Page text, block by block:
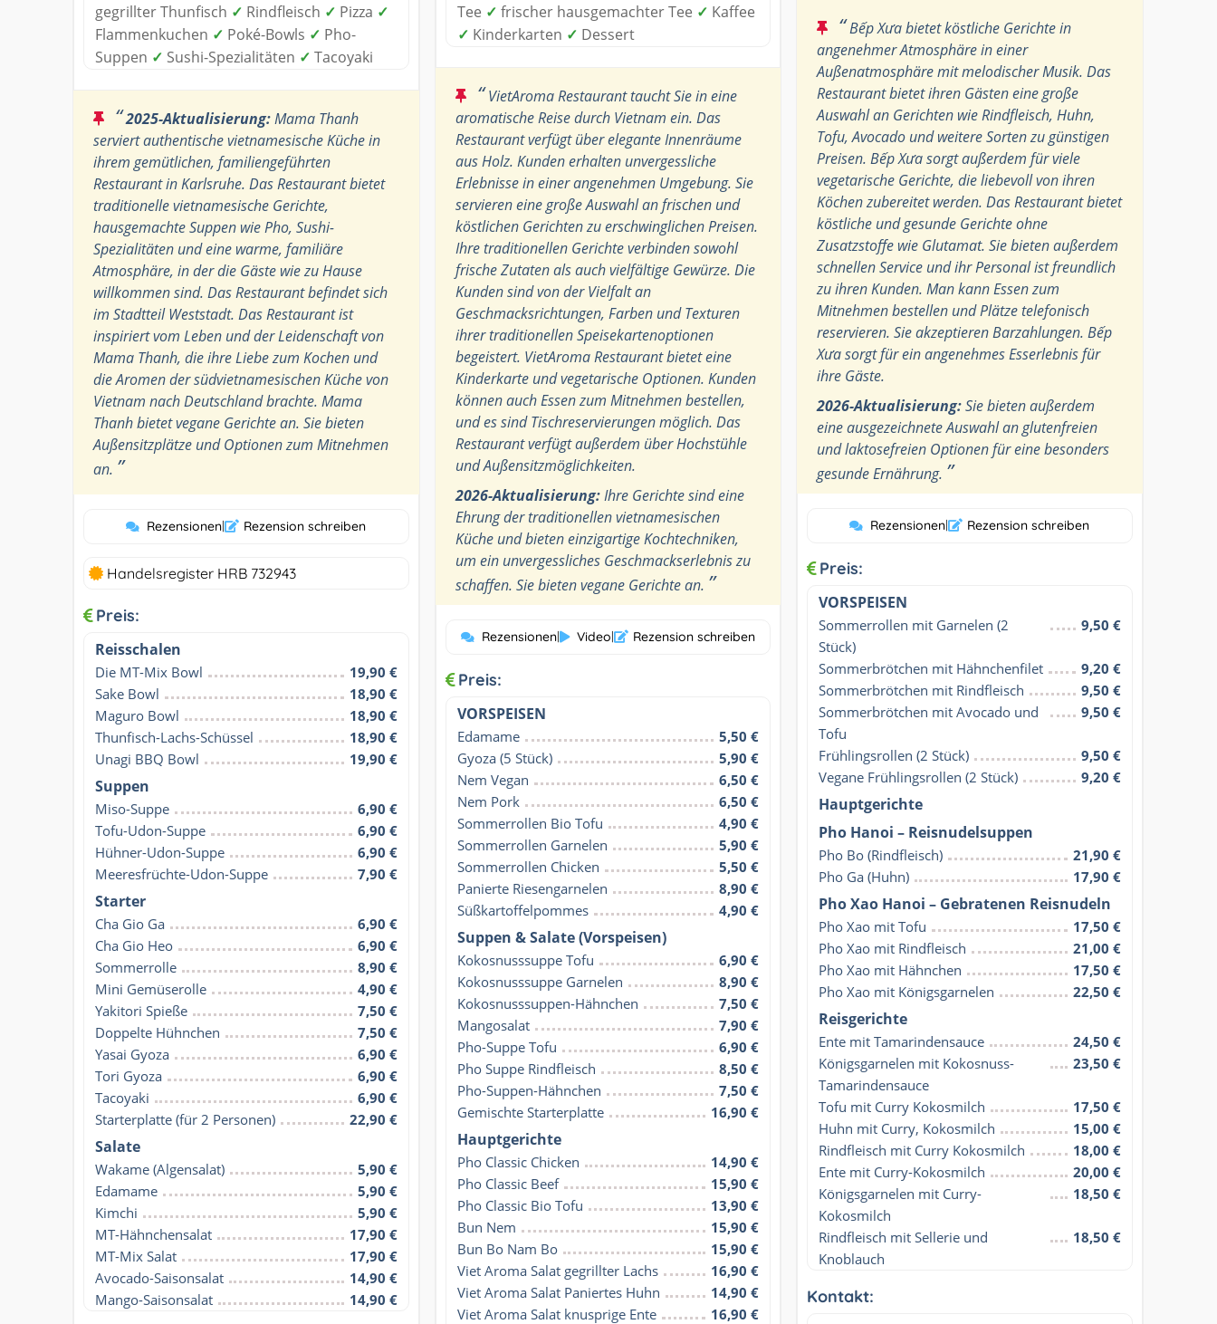
gegrillter Thunfisch ✓ Rindfleisch ✓ Pizza ✓
Flammenkuchen ✓ Poké-Bowls ✓ Pho-
Suppen ✓ Sushi-Spezialitäten ✓ Tacoyaki
“2025-Aktualisierung:Mama Thanh
serviert authentische vietnamesische Küche in
ihrem gemütlichen, familiengeführten
Restaurant in Karlsruhe. Das Restaurant bietet
traditionelle vietnamesische Gerichte,
hausgemachte Suppen wie Pho, Sushi-
Spezialitäten und eine warme, familiäre
Atmosphäre, in der die Gäste wie zu Hause
willkommen sind. Das Restaurant befindet sich
im Stadtteil Weststadt. Das Restaurant ist
inspiriert vom Leben und der Leidenschaft von
Mama Thanh, die ihre Liebe zum Kochen und
die Aromen der südvietnamesischen Küche von
Vietnam nach Deutschland brachte. Mama
Thanh bietet vegane Gerichte an. Sie bieten
Außensitzplätze und Optionen zum Mitnehmen
an. ”
Rezensionen| Rezension schreiben
Handelsregister HRB 732943
Preis:
Reisschalen
Die MT-Mix Bowl
19,90 €
Sake Bowl
18,90 €
Maguro Bowl
18,90 €
Thunfisch-Lachs-Schüssel
18,90 €
Unagi BBQ Bowl
19,90 €
Suppen
Miso-Suppe
6,90 €
Tofu-Udon-Suppe
6,90 €
Hühner-Udon-Suppe
6,90 €
Meeresfrüchte-Udon-Suppe
7,90 €
Starter
Cha Gio Ga
6,90 €
Cha Gio Heo
6,90 €
Sommerrolle
8,90 €
Mini Gemüserolle
4,90 €
Yakitori Spieße
7,50 €
Doppelte Hühnchen
7,50 €
Yasai Gyoza
6,90 €
Tori Gyoza
6,90 €
Tacoyaki
6,90 €
Starterplatte (für 2 Personen)
22,90 €
Salate
Wakame (Algensalat)
5,90 €
Edamame
5,90 €
Kimchi
5,90 €
MT-Hähnchensalat
17,90 €
MT-Mix Salat
17,90 €
Avocado-Saisonsalat
14,90 €
Mango-Saisonsalat
14,90 €
Tee ✓ frischer hausgemachter Tee ✓ Kaffee
✓ Kinderkarten ✓ Dessert
“VietAroma Restaurant taucht Sie in eine
aromatische Reise durch Vietnam ein. Das
Restaurant verfügt über elegante Innenräume
aus Holz. Kunden erhalten unvergessliche
Erlebnisse in einer angenehmen Umgebung. Sie
servieren eine große Auswahl an frischen und
köstlichen Gerichten zu erschwinglichen Preisen.
Ihre traditionellen Gerichte verbinden sowohl
frische Zutaten als auch vielfältige Gewürze. Die
Kunden sind von der Vielfalt an
Geschmacksrichtungen, Farben und Texturen
ihrer traditionellen Speisekartenoptionen
begeistert. VietAroma Restaurant bietet eine
Kinderkarte und vegetarische Optionen. Kunden
können auch Essen zum Mitnehmen bestellen,
und es sind Tischreservierungen möglich. Das
Restaurant verfügt außerdem über Hochstühle
und Außensitzmöglichkeiten.
2026-Aktualisierung:Ihre Gerichte sind eine
Ehrung der traditionellen vietnamesischen
Küche und bieten einzigartige Kochtechniken,
um ein unvergessliches Geschmackserlebnis zu
schaffen. Sie bieten vegane Gerichte an. ”
Rezensionen| Video| Rezension schreiben
Preis:
VORSPEISEN
Edamame
5,50 €
Gyoza (5 Stück)
5,90 €
Nem Vegan
6,50 €
Nem Pork
6,50 €
Sommerrollen Bio Tofu
4,90 €
Sommerrollen Garnelen
5,90 €
Sommerrollen Chicken
5,50 €
Panierte Riesengarnelen
8,90 €
Süßkartoffelpommes
4,90 €
Suppen & Salate (Vorspeisen)
Kokosnusssuppe Tofu
6,90 €
Kokosnusssuppe Garnelen
8,90 €
Kokosnusssuppen-Hähnchen
7,50 €
Mangosalat
7,90 €
Pho-Suppe Tofu
6,90 €
Pho Suppe Rindfleisch
8,50 €
Pho-Suppen-Hähnchen
7,50 €
Gemischte Starterplatte
16,90 €
Hauptgerichte
Pho Classic Chicken
14,90 €
Pho Classic Beef
15,90 €
Pho Classic Bio Tofu
13,90 €
Bun Nem
15,90 €
Bun Bo Nam Bo
15,90 €
Viet Aroma Salat gegrillter Lachs
16,90 €
Viet Aroma Salat Paniertes Huhn
14,90 €
Viet Aroma Salat knusprige Ente
16,90 €
“Bếp Xưa bietet köstliche Gerichte in
angenehmer Atmosphäre in einer
Außenatmosphäre mit melodischer Musik. Das
Restaurant bietet ihren Gästen eine große
Auswahl an Gerichten wie Rindfleisch, Huhn,
Tofu, Avocado und weitere Sorten zu günstigen
Preisen. Bếp Xưa sorgt außerdem für viele
vegetarische Gerichte, die liebevoll von ihren
Köchen zubereitet werden. Das Restaurant bietet
köstliche und gesunde Gerichte ohne
Zusatzstoffe wie Glutamat. Sie bieten außerdem
schnellen Service und ihr Personal ist freundlich
zu ihren Kunden. Man kann Essen zum
Mitnehmen bestellen und Plätze telefonisch
reservieren. Sie akzeptieren Barzahlungen. Bếp
Xưa sorgt für ein angenehmes Esserlebnis für
ihre Gäste.
2026-Aktualisierung:Sie bieten außerdem
eine ausgezeichnete Auswahl an glutenfreien
und laktosefreien Optionen für eine besonders
gesunde Ernährung. ”
Rezensionen| Rezension schreiben
Preis:
VORSPEISEN
Sommerrollen mit Garnelen (2
Stück)
9,50 €
Sommerbrötchen mit Hähnchenfilet
9,20 €
Sommerbrötchen mit Rindfleisch
9,50 €
Sommerbrötchen mit Avocado und
Tofu
9,50 €
Frühlingsrollen (2 Stück)
9,50 €
Vegane Frühlingsrollen (2 Stück)
9,20 €
Hauptgerichte
Pho Hanoi – Reisnudelsuppen
Pho Bo (Rindfleisch)
21,90 €
Pho Ga (Huhn)
17,90 €
Pho Xao Hanoi – Gebratenen Reisnudeln
Pho Xao mit Tofu
17,50 €
Pho Xao mit Rindfleisch
21,00 €
Pho Xao mit Hähnchen
17,50 €
Pho Xao mit Königsgarnelen
22,50 €
Reisgerichte
Ente mit Tamarindensauce
24,50 €
Königsgarnelen mit Kokosnuss-
Tamarindensauce
23,50 €
Tofu mit Curry Kokosmilch
17,50 €
Huhn mit Curry, Kokosmilch
15,00 €
Rindfleisch mit Curry Kokosmilch
18,00 €
Ente mit Curry-Kokosmilch
20,00 €
Königsgarnelen mit Curry-
Kokosmilch
18,50 €
Rindfleisch mit Sellerie und
Knoblauch
18,50 €
Kontakt: